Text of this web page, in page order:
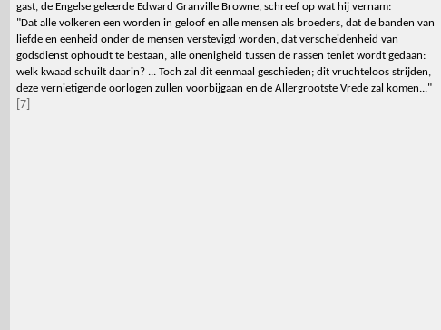
gast, de Engelse geleerde Edward Granville Browne, schreef op wat hij vernam:
"Dat alle volkeren een worden in geloof en alle mensen als broeders, dat de banden van
liefde en eenheid onder de mensen verstevigd worden, dat verscheidenheid van
godsdienst ophoudt te bestaan, alle onenigheid tussen de rassen teniet wordt gedaan:
welk kwaad schuilt daarin? ... Toch zal dit eenmaal geschieden; dit vruchteloos strijden,
deze vernietigende oorlogen zullen voorbijgaan en de Allergrootste Vrede zal komen..."
[7]